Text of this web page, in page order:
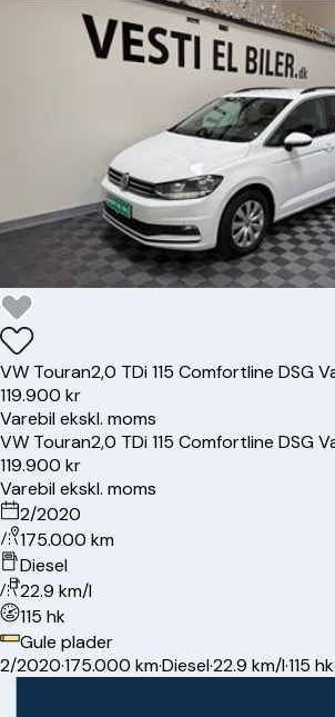
VW Touran2,0 TDi 115 Comfortline DSG
119.900 kr
Varebil ekskl. moms
VW Touran2,0 TDi 115 Comfortline DSG
119.900 kr
Varebil ekskl. moms
2/2020
175.000 km
Diesel
22.9 km/l
115 hk
Gule plader
2/2020·175.000 km·Diesel·22.9 km/l·115 hk·